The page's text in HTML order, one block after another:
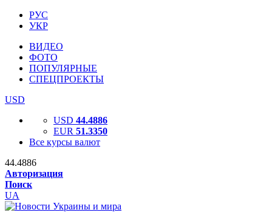
РУС
УКР
ВИДЕО
ФОТО
ПОПУЛЯРНЫЕ
СПЕЦПРОЕКТЫ
USD
USD 44.4886
EUR 51.3350
Все курсы валют
44.4886
Авторизация
Поиск
UA